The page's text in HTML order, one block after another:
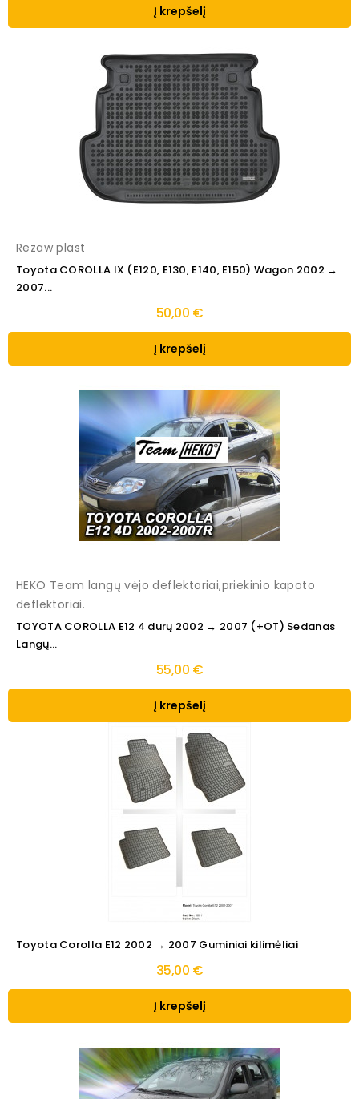
Į krepšelį
Rezaw plast
Toyota COROLLA IX (E120, E130, E140, E150) Wagon 2002 →
2007...
50,00 €
Į krepšelį
HEKO Team langų vėjo deflektoriai,priekinio kapoto
deflektoriai.
TOYOTA COROLLA E12 4 durų 2002 → 2007 (+OT) Sedanas
Langų...
55,00 €
Į krepšelį
Toyota Corolla E12 2002 → 2007 Guminiai kilimėliai
35,00 €
Į krepšelį